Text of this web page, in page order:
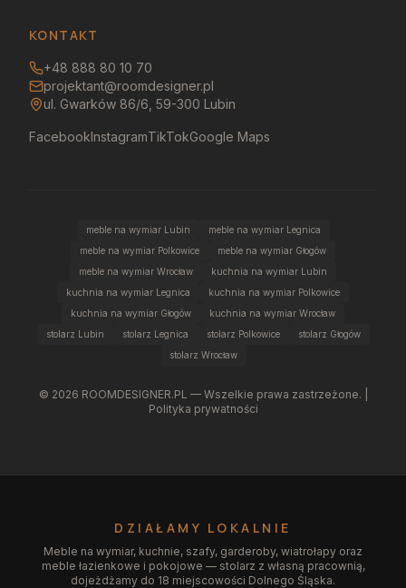
KONTAKT
+48 888 80 10 70
projektant@roomdesigner.pl
ul. Gwarków 86/6, 59-300 Lubin
FacebookInstagramTikTokGoogle Maps
meble na wymiar Lubin
meble na wymiar Legnica
meble na wymiar Polkowice
meble na wymiar Głogów
meble na wymiar Wrocław
kuchnia na wymiar Lubin
kuchnia na wymiar Legnica
kuchnia na wymiar Polkowice
kuchnia na wymiar Głogów
kuchnia na wymiar Wrocław
stolarz Lubin
stolarz Legnica stolarz Polkowice
stolarz Głogów
stolarz Wrocław
© 2026 ROOMDESIGNER.PL — Wszelkie prawa zastrzeżone. |
Polityka prywatności
DZIAŁAMY LOKALNIE
Meble na wymiar, kuchnie, szafy, garderoby, wiatrołapy oraz
meble łazienkowe i pokojowe — stolarz z własną pracownią,
dojeżdżamy do 18 miejscowości Dolnego Śląska.